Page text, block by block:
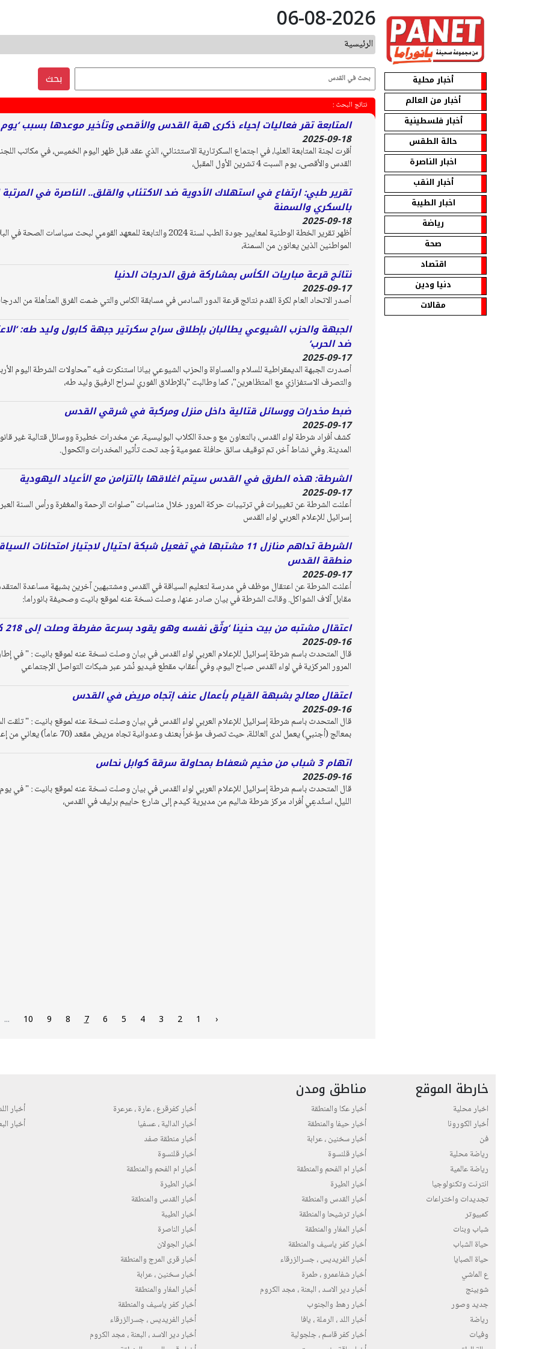
06-08-2026
الرئيسية
أخبار محلية
أخبار من العالم
أخبار فلسطينية
حالة الطقس
اخبار الناصرة
أخبار النقب
اخبار الطيبة
رياضة
صحة
اقتصاد
دنيا ودين
مقالات
بحث
نتائج البحث :
المتابعة تقر فعاليات إحياء ذكرى هبة القدس والأقصى وتأخير موعدها بسبب ‘يوم
2025-09-18
القدس والأقصى، يوم السبت 4 تشرين الأول المقبل،
تقرير طبي: ارتفاع في استهلاك الأدوية ضد الاكتئاب والقلق.. الناصرة في
بالسكري والسمنة
2025-09-18
أظهر تقرير الخطة الوطنية لمعايير جودة الطب لسنة 2024 والتابعة للمعهد القومي
المواطنين الذين يعانون من السمنة،
نتائج قرعة مباريات الكأس بمشاركة فرق الدرجات الدنيا
2025-09-17
أصدر الاتحاد العام لكرة القدم نتائج قرعة الدور السادس في مسابقة الكاس والتي ضمت الفرق المتأهلة من الدرجات
الجبهة والحزب الشيوعي يطالبان بإطلاق سراح سكرتير جبهة كابول وليد طه:
ضد الحرب‘
2025-09-17
أصدرت الجبهة الديمقراطية للسلام والمساواة والحزب الشيوعي بيانا استنكرت فيه "محاولات الشرطة اليوم
والتصرف الاستفزازي مع المتظاهرين"، كما وطالبت "بالإطلاق الفوري لسراح الرفيق وليد طه،
ضبط مخدرات ووسائل قتالية داخل منزل ومركبة في شرقي القدس
2025-09-17
كشف أفراد شرطة لواء القدس، بالتعاون مع وحدة الكلاب البوليسية، عن مخدرات خطيرة ووسائل قتالية غير
المدينة. وفي نشاط آخر، تم توقيف سائق حافلة عمومية وُجد تحت تأثير المخدرات والكحول.
الشرطة: هذه الطرق في القدس سيتم اغلاقها بالتزامن مع الأعياد اليهودية
2025-09-17
أعلنت الشرطة عن تغييرات في ترتيبات حركة المرور خلال مناسبات "صلوات الرحمة والمغفرة ورأس السنة
إسرائيل للإعلام العربي لواء القدس
الشرطة تداهم منازل 11 مشتبها في تفعيل شبكة احتيال لاجتياز
منطقة القدس
2025-09-17
أعلنت الشرطة عن اعتقال موظف في مدرسة لتعليم السياقة في القدس ومشتبهين آخرين بشبهة مساعدة
مقابل آلاف الشواكل. وقالت الشرطة في بيان صادر عنها، وصلت نسخة عنه لموقع بانيت وصحيفة بانوراما:
اعتقال مشتبه من بيت حنينا ‘وثّق نفسه وهو يقود بسرعة مفرطة وصلت إلى 218 كم/س‘
2025-09-16
قال المتحدث باسم شرطة إسرائيل للإعلام العربي لواء القدس في بيان وصلت نسخة عنه لموقع بانيت : " في
المرور المركزية في لواء القدس صباح اليوم، وفي أعقاب مقطع فيديو نُشر عبر شبكات التواصل الإجتماعي
اعتقال معالج بشبهة القيام بأعمال عنف إتجاه مريض في القدس
2025-09-16
قال المتحدث باسم شرطة إسرائيل للإعلام العربي لواء القدس في بيان وصلت نسخة عنه لموقع بانيت : "
بمعالج (أجنبي) يعمل لدى العائلة، حيث تصرف مؤخراً بعنف وعدوانية تجاه مريض مقعد (70 عاماً) يعاني من إعاقات،
اتهام 3 شباب من مخيم شعفاط بمحاولة سرقة كوابل نحاس
2025-09-16
الليل، استُدعِي أفراد مركز شرطة شاليم من مديرية كيدم إلى شارع حاييم برليف في القدس،
‹
1
2
3
4
5
6
7
8
9
10
...
خارطة الموقع
اخبار محلية
أخبار الكورونا
فن
رياضة محلية
رياضة عالمية
انترنت وتكنولوجيا
تجديدات واختراعات
كمبيوتر
شباب وبنات
حياة الشباب
حياة الصبايا
ع الماشي
شوبينج
جديد وصور
رياضة
وفيات
مناطق ومدن
أخبار عكا والمنطقة
أخبار حيفا والمنطقة
أخبار سخنين ، عرابة
أخبار قلنسوة
أخبار ام الفحم والمنطقة
أخبار الطيرة
أخبار القدس والمنطقة
أخبار ترشيحا والمنطقة
أخبار المغار والمنطقة
أخبار كفر ياسيف والمنطقة
أخبار الفريديس ، جسرالزرقاء
أخبار شفاعمرو ، طمرة
أخبار دير الاسد ، البعنة ، مجد الكروم
أخبار رهط والجنوب
أخبار اللد ، الرملة ، يافا
أخبار كفر قاسم ، جلجولية
أخبار كفرقرع ، عارة ، عرعرة
أخبار الدالية ، عسفيا
أخبار منطقة صفد
أخبار قلنسوة
أخبار ام الفحم والمنطقة
أخبار الطيرة
أخبار القدس والمنطقة
أخبار الطيبة
أخبار الناصرة
أخبار الجولان
أخبار قرى المرج والمنطقة
أخبار سخنين ، عرابة
أخبار المغار والمنطقة
أخبار كفر ياسيف والمنطقة
أخبار الفريديس ، جسرالزرقاء
أخبار دير الاسد ، البعنة ، مجد الكروم
أخبار
أخبار